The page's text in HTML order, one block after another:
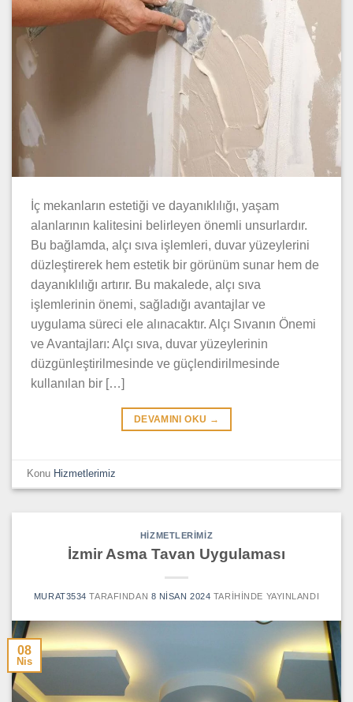
İç mekanların estetiği ve dayanıklılığı, yaşam
alanlarının kalitesini belirleyen önemli unsurlardır.
Bu bağlamda, alçı sıva işlemleri, duvar yüzeylerini
düzleştirerek hem estetik bir görünüm sunar hem de
dayanıklılığı artırır. Bu makalede, alçı sıva
işlemlerinin önemi, sağladığı avantajlar ve
uygulama süreci ele alınacaktır. Alçı Sıvanın Önemi
ve Avantajları: Alçı sıva, duvar yüzeylerinin
düzgünleştirilmesinde ve güçlendirilmesinde
kullanılan bir […]
DEVAMINI OKU →
Konu Hizmetlerimiz
HIZMETLERIMIZ
İzmir Asma Tavan Uygulaması
MURAT3534 TARAFINDAN 8 NISAN 2024 TARIHINDE YAYINLANDI
08
Nis